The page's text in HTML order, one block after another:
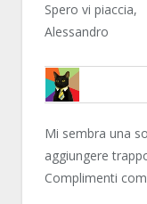
Spero vi piaccia,
Alessandro
MARTY87
Mi sembra una
aggiungere
Complimenti